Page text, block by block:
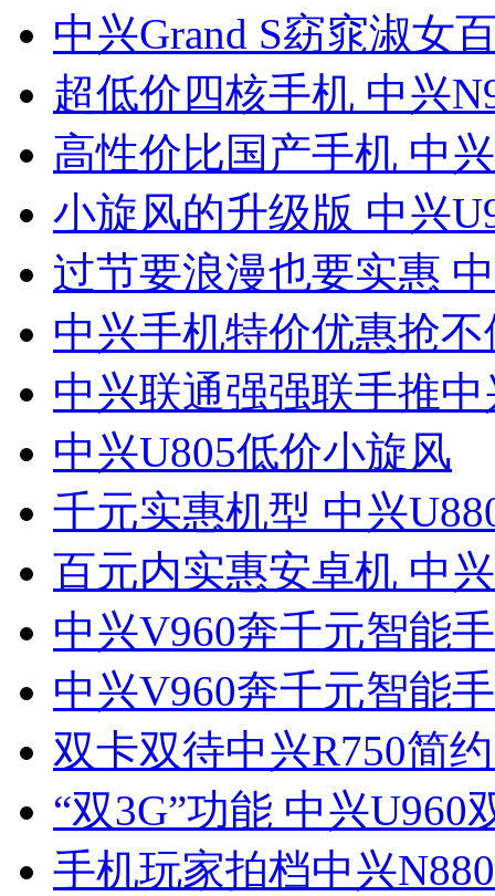
中兴Grand S窈窕淑女
超低价四核手机 中兴
高性价比国产手机 中
小旋风的升级版 中兴
过节要浪漫也要实惠
中兴手机特价优惠抢不
中兴联通强强联手推中
中兴U805低价小旋风
千元实惠机型 中兴
百元内实惠安卓机 中
中兴V960奔千元智能
中兴V960奔千元智能
双卡双待中兴R750简
“双3G”功能 中兴U960
手机玩家拍档中兴